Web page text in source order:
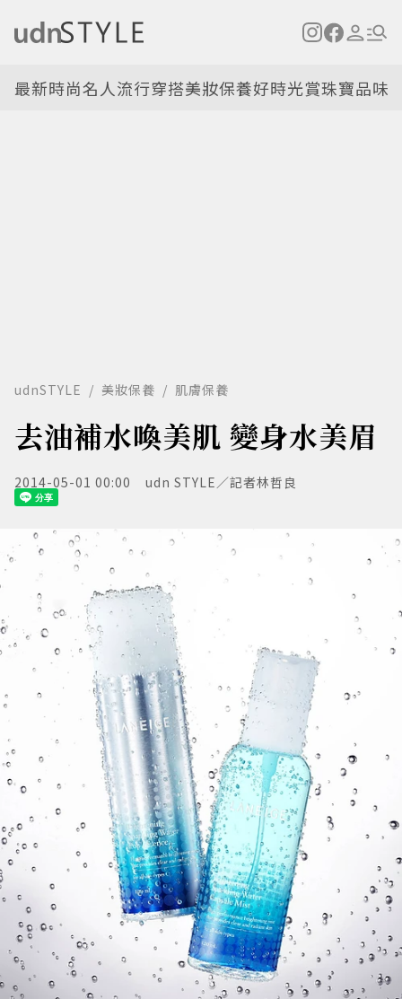
最新時尚名人流行穿搭美妝保養好時光賞珠寶品味
udnSTYLE 美妝保養 肌膚保養
去油補水喚美肌 變身水美眉
2014-05-01 00:00 udn STYLE／記者林哲良